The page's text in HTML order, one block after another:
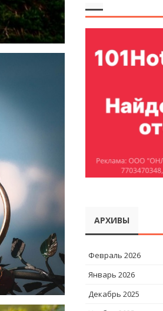
АРХИВЫ
Февраль 2026
Январь 2026
Декабрь 2025